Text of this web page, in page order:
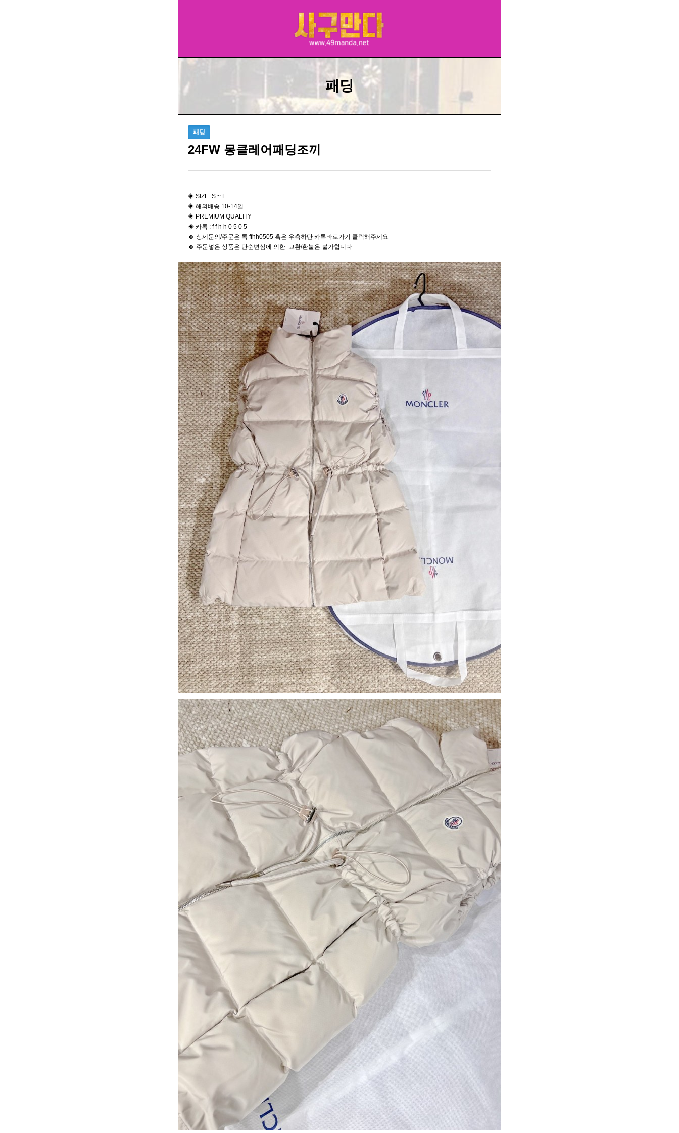
패딩
패딩
24FW 몽클레어패딩조끼
◈ SIZE: S ~ L
◈ 해외배송 10-14일
◈ PREMIUM QUALITY
◈ 카톡 : f f h h 0 5 0 5
☻ 상세문의/주문은 톡 ffhh0505 혹은 우측하단 카톡바로가기 클릭해주세요
☻ 주문넣은 상품은 단순변심에 의한 교환/환불은 불가합니다